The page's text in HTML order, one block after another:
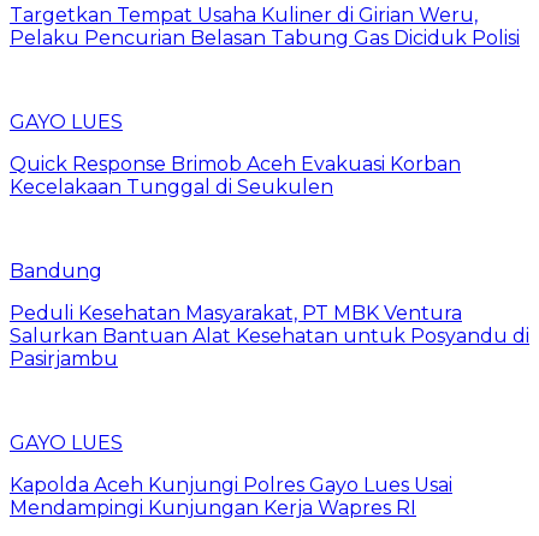
Targetkan Tempat Usaha Kuliner di Girian Weru,
Pelaku Pencurian Belasan Tabung Gas Diciduk Polisi
GAYO LUES
Quick Response Brimob Aceh Evakuasi Korban
Kecelakaan Tunggal di Seukulen
Bandung
Peduli Kesehatan Masyarakat, PT MBK Ventura
Salurkan Bantuan Alat Kesehatan untuk Posyandu di
Pasirjambu
GAYO LUES
Kapolda Aceh Kunjungi Polres Gayo Lues Usai
Mendampingi Kunjungan Kerja Wapres RI